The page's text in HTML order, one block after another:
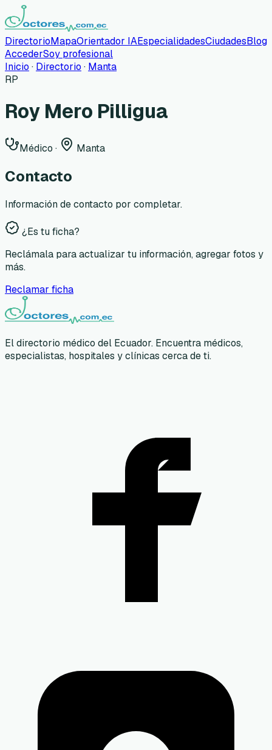
DirectorioMapaOrientador IAEspecialidadesCiudadesBlog
AccederSoy profesional
Inicio · Directorio · Manta
RP
Roy Mero Pilligua
Médico · Manta
Contacto
Información de contacto por completar.
¿Es tu ficha?
Reclámala para actualizar tu información, agregar fotos y
más.
Reclamar ficha
El directorio médico del Ecuador. Encuentra médicos,
especialistas, hospitales y clínicas cerca de ti.